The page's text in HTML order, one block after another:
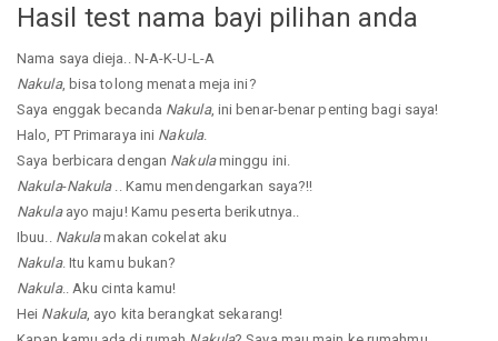
Hasil test nama bayi pilihan anda
Nama saya dieja.. N-A-K-U-L-A
Nakula, bisa tolong menata meja ini?
Saya enggak becanda Nakula, ini benar-benar penting bagi saya!
Halo, PT Primaraya ini Nakula.
Saya berbicara dengan Nakulaminggu ini.
Nakula-Nakula.. Kamu mendengarkan saya?!!
Nakulaayo maju! Kamu peserta berikutnya..
Ibuu.. Nakulamakan cokelat aku
Nakula. Itu kamu bukan?
Nakula.. Aku cinta kamu!
Hei Nakula, ayo kita berangkat sekarang!